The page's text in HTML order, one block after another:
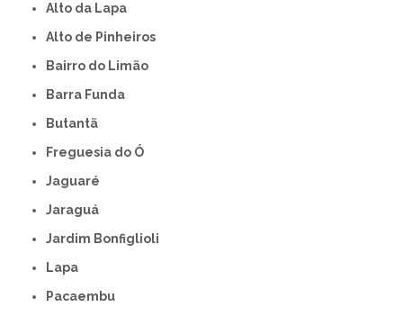
Alto da Lapa
Alto de Pinheiros
Bairro do Limão
Barra Funda
Butantã
Freguesia do Ó
Jaguaré
Jaraguá
Jardim Bonfiglioli
Lapa
Pacaembu